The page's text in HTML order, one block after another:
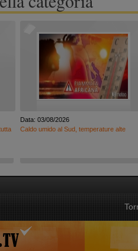
Data: 03/08/2026
Caldo umido al Sud, temperature alte